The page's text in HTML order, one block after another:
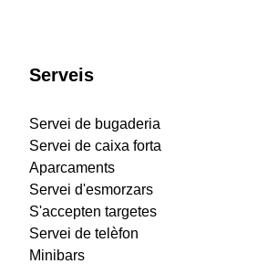
Serveis
Servei de bugaderia
Servei de caixa forta
Aparcaments
Servei d'esmorzars
S'accepten targetes
Servei de telèfon
Minibars